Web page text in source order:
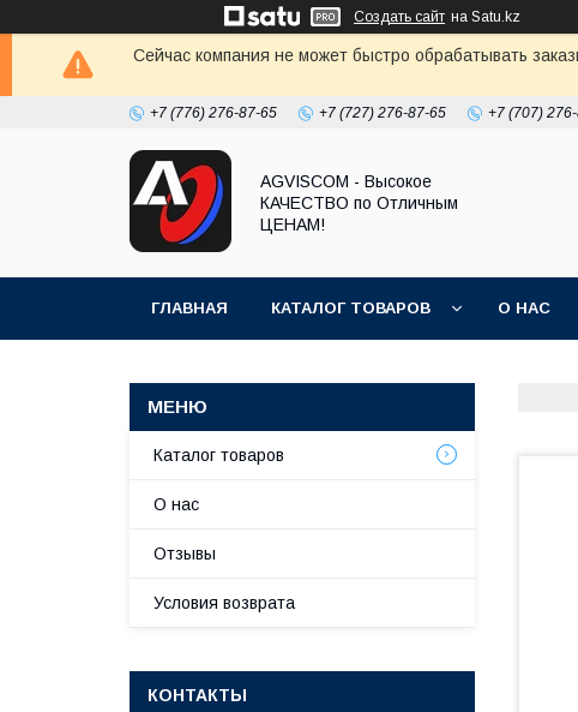
Создать сайт на Satu.kz
Сейчас компания не может быстро обрабатывать
+7 (776) 276-87-65 +7 (727) 276-87-65 +7 (707)
AGVISCOM - Высокое
КАЧЕСТВО по Отличным
ЦЕНАМ!
ГЛАВНАЯ КАТАЛОГ ТОВАРОВ О НАС
Каталог товаров
О нас
Отзывы
Условия возврата
КОНТАКТЫ